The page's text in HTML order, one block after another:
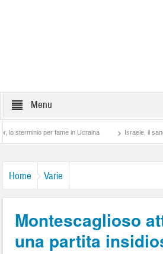
Menu
per fame in Ucraina Israele, il sangue degli
Home Varie
Montescaglioso
una partita